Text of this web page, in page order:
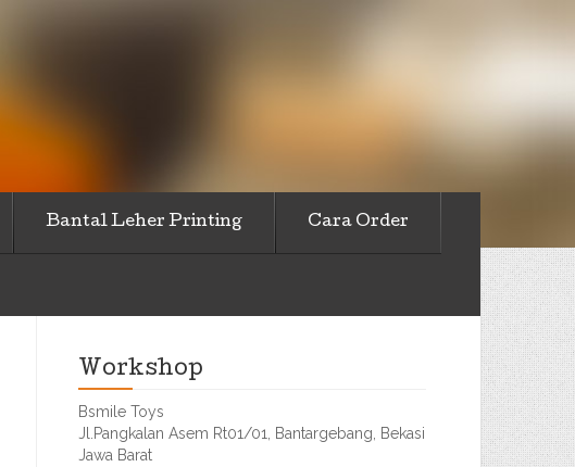
Bantal Leher Printing Cara Order
Workshop
Bsmile Toys
Jl.Pangkalan Asem Rt01/01, Bantargebang, Bekasi
Jawa Barat